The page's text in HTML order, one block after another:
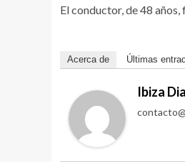
El conductor, de 48
Acerca de Últimas
Ibiza